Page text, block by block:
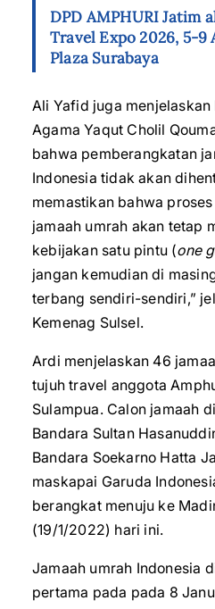
DPD AMPHURI Jatim
Travel Expo 2026, 5-9
Plaza Surabaya
Ali Yafid juga
Agama Yaqut Cholil
bahwa pemberangkatan
Indonesia tidak akan
memastikan bahwa
jamaah umrah akan tetap
kebijakan satu pintu (one
jangan kemudian di
terbang sendiri-sendiri,”
Kemenag Sulsel.
Ardi menjelaskan 46
tujuh travel anggota
Sulampua. Calon jamaah
Bandara Sultan
Bandara Soekarno Hatta
maskapai Garuda
berangkat menuju ke
(19/1/2022) hari ini.
Jamaah umrah Indonesia
pertama pada pada 8